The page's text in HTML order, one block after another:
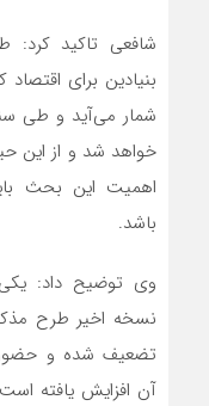
شافعی تاکید کرد:
بنیادین برای
شمار می‌آید و طی
خواهد شد و از
اهمیت این بحث
باشد.
وی توضیح داد:
نسخه اخیر طرح
تضعیف شده و حضور
آن افزایش یافته